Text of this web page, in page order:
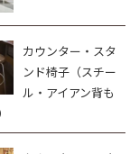
カウンター・スタ
ンド椅子（スチー
ル・アイアン背も